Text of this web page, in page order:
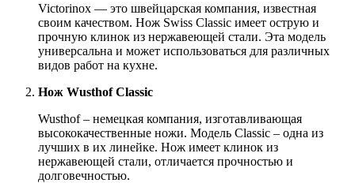
Victorinox — это швейцарская компания, известная
своим качеством. Нож Swiss Classic имеет острую и
прочную клинок из нержавеющей стали. Эта модель
универсальна и может использоваться для различных
видов работ на кухне.
Нож Wusthof Classic
Wusthof – немецкая компания, изготавливающая
высококачественные ножи. Модель Classic – одна из
лучших в их линейке. Нож имеет клинок из
нержавеющей стали, отличается прочностью и
долговечностью.